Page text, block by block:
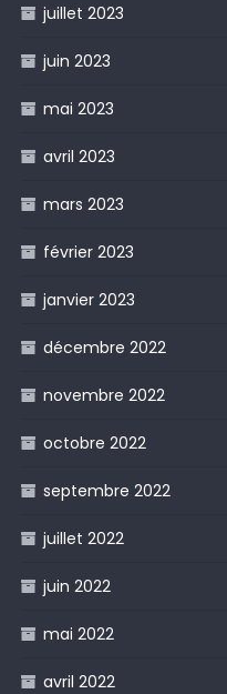
juillet 2023
juin 2023
mai 2023
avril 2023
mars 2023
février 2023
janvier 2023
décembre 2022
novembre 2022
octobre 2022
septembre 2022
juillet 2022
juin 2022
mai 2022
avril 2022